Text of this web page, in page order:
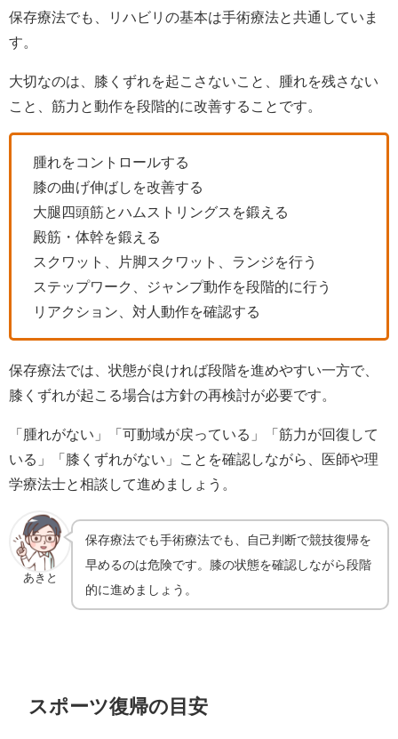
保存療法でも、リハビリの基本は手術療法と共通していま
す。
大切なのは、膝くずれを起こさないこと、腫れを残さない
こと、筋力と動作を段階的に改善することです。
腫れをコントロールする
膝の曲げ伸ばしを改善する
大腿四頭筋とハムストリングスを鍛える
殿筋・体幹を鍛える
スクワット、片脚スクワット、ランジを行う
ステップワーク、ジャンプ動作を段階的に行う
リアクション、対人動作を確認する
保存療法では、状態が良ければ段階を進めやすい一方で、
膝くずれが起こる場合は方針の再検討が必要です。
「腫れがない」「可動域が戻っている」「筋力が回復して
いる」「膝くずれがない」ことを確認しながら、医師や理
学療法士と相談して進めましょう。
あきと
保存療法でも手術療法でも、自己判断で競技復帰を
早めるのは危険です。膝の状態を確認しながら段階
的に進めましょう。
スポーツ復帰の目安